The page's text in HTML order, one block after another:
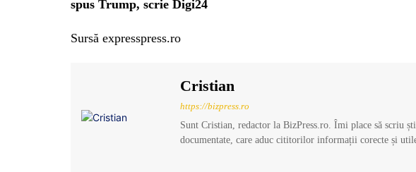
spus Trump, scrie Digi24
Sursă expresspress.ro
Cristian
https://bizpress.ro
Sunt Cristian, redactor la BizPress.ro. Îmi place să scriu
documentate, care aduc cititorilor informații corecte și